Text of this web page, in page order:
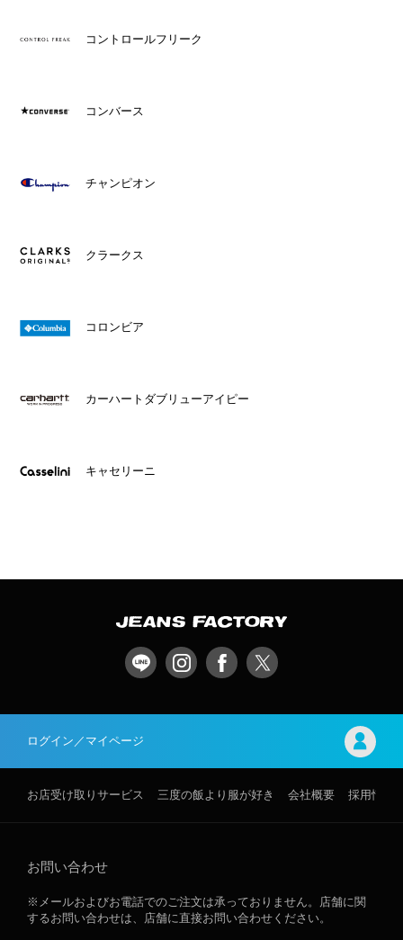
コントロールフリーク
コンバース
チャンピオン
クラークス
コロンビア
カーハートダブリューアイピー
キャセリーニ
ログイン／マイページ
お店受け取りサービス 三度の飯より服が好き 会社概要 採用情報
お問い合わせ
※メールおよびお電話でのご注文は承っておりません。店舗に関
するお問い合わせは、店舗に直接お問い合わせください。